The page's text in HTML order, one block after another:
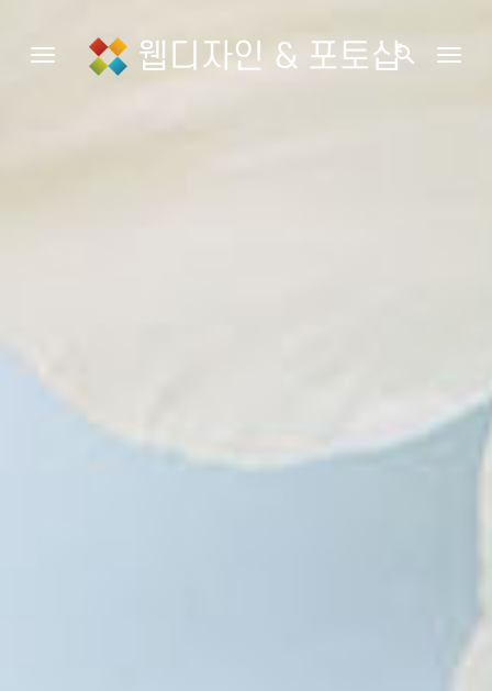
Toggle navigation웹디자인 & 포토샵search